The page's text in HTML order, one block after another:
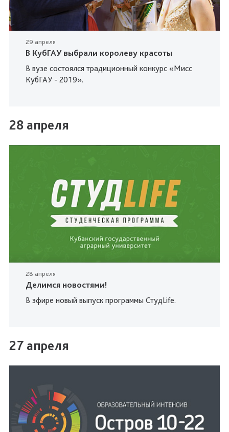
29 апреля
В КубГАУ выбрали королеву красоты
В вузе состоялся традиционный конкурс «Мисс
КубГАУ - 2019».
28 апреля
28 апреля
Делимся новостями!
В эфире новый выпуск программы СтудLife.
27 апреля